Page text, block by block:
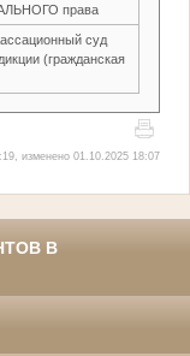
права
суд
(гражданская
изменено 01.10.2025 18:07
В